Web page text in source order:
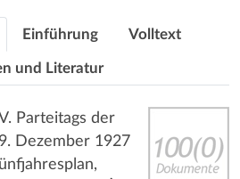
Einführung Volltext
und Literatur
Parteitags der
Dezember 1927